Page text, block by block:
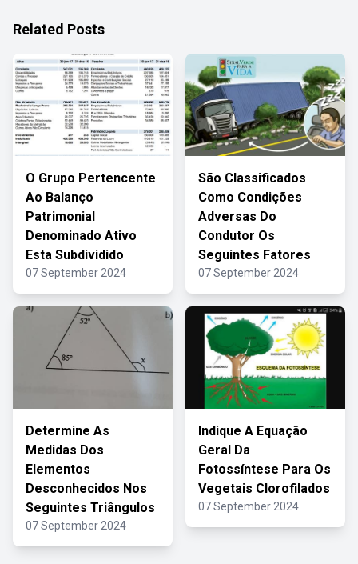
Related Posts
O Grupo Pertencente
Ao Balanço
Patrimonial
Denominado Ativo
Esta Subdividido
07 September 2024
São Classificados
Como Condições
Adversas Do
Condutor Os
Seguintes Fatores
07 September 2024
Determine As
Medidas Dos
Elementos
Desconhecidos Nos
Seguintes Triângulos
07 September 2024
Indique A Equação
Geral Da
Fotossíntese Para Os
Vegetais Clorofilados
07 September 2024